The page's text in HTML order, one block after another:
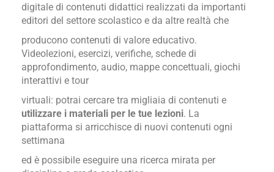
digitale di contenuti didattici realizzati da importanti
editori del settore scolastico e da altre realtà che
producono contenuti di valore educativo.
Videolezioni, esercizi, verifiche, schede di
approfondimento, audio, mappe concettuali, giochi
interattivi e tour
virtuali: potrai cercare tra migliaia di contenuti e
utilizzare i materiali per le tue lezioni. La
piattaforma si arricchisce di nuovi contenuti ogni
settimana
ed è possibile eseguire una ricerca mirata per